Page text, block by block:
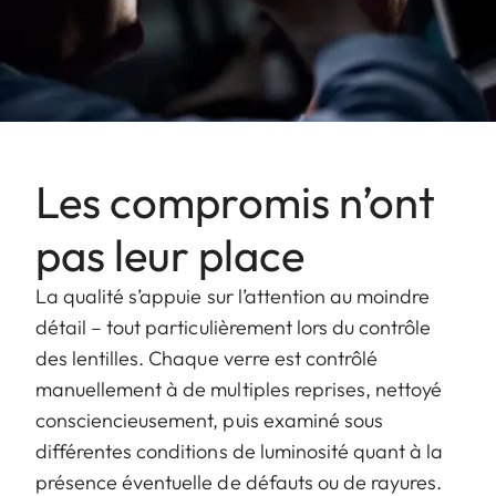
Les compromis n’ont
pas leur place
La qualité s’appuie sur l’attention au moindre
détail – tout particulièrement lors du contrôle
des lentilles. Chaque verre est contrôlé
manuellement à de multiples reprises, nettoyé
consciencieusement, puis examiné sous
différentes conditions de luminosité quant à la
présence éventuelle de défauts ou de rayures.